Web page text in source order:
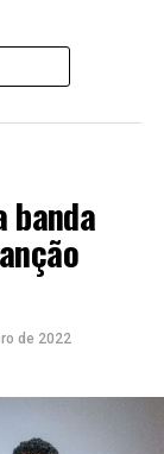
banda
de 2022